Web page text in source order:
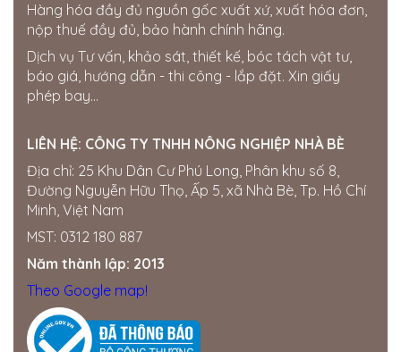
Hàng hóa đầy đủ nguồn gốc xuất xứ, xuất hóa đơn,
nộp thuế đầy đủ, bảo hành chính hãng.
Dịch vụ Tư vấn, khảo sát, thiết kế, bóc tách vật tư,
báo giá, hướng dẫn - thi công - lắp đặt. Xin giấy
phép bay...
LIÊN HỆ: CÔNG TY TNHH NÔNG NGHIỆP NHÀ BÈ
Địa chỉ: 25 Khu Dân Cư Phú Long, Phân khu số 8,
Đường Nguyễn Hữu Thọ, Ấp 5, xã Nhà Bè, Tp. Hồ Chí
Minh, Việt Nam
MST: 0312 180 887
Năm thành lập: 2013
Theo Google map!